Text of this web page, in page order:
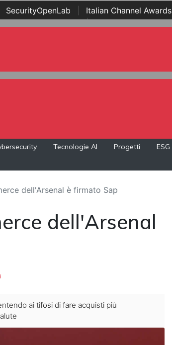
SecurityOpenLab Italian Channel Awards
Awards | ...
Tecnologie AI Progetti ESG
dell'Arsenal è firmato Sap
dell'Arsenal
ai tifosi di fare acquisti più